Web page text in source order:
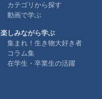
カテゴリから探す
動画で学ぶ
楽しみながら学ぶ
集まれ！生き物大好き者
コラム集
在学生・卒業生の活躍